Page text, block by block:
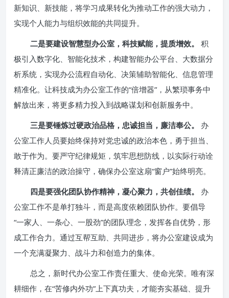
新知识、新技能，将学习成果转化为推动工作的强大动力，
实现个人能力与组织效能的共同提升。
二是要建设智慧型办公室，科技赋能，提质增效。
积
极引入数字化、智能化技术，构建智能办公平台、大数据分
析系统，实现办公流程自动化、决策辅助智能化、信息管理
精准化。让科技成为办公室工作的“倍增器”，从繁琐事务中
解放出来，将更多精力投入到战略谋划和创新服务中。
三是要锤炼过硬政治品格，忠诚担当，廉洁奉公。
办
公室工作人员要始终保持对党忠诚的政治本色，勇于担当、
敢于作为。要严守纪律规矩，筑牢思想防线，以实际行动诠
释清正廉洁的政治操守，确保办公室这扇“窗户”始终明亮。
四是要强化团队协作精神，凝心聚力，共创佳绩。
办
公室工作不是单打独斗，而是高度依赖团队协作。要倡导
“一家人、一条心、一股劲”的团队理念，发挥各自优势，形
成工作合力。通过互帮互助、共同进步，将办公室建设成为
一个充满凝聚力、战斗力和创造力的集体。
总之，新时代办公室工作责任重大、使命光荣。唯有深
耕细作，在“苦修内外功”上下真功夫，才能夯实基础、提升